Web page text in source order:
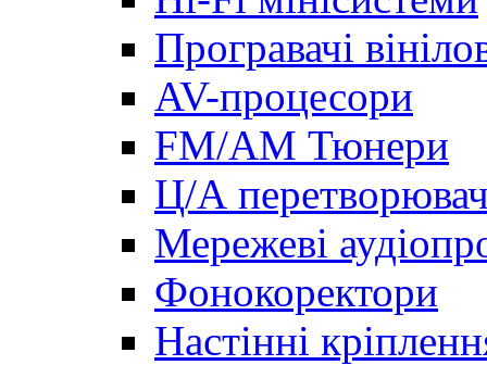
Програвачі
AV-процесори
FM/AM Тюнери
Ц/А
Мережеві
Фонокоректори
Настінні